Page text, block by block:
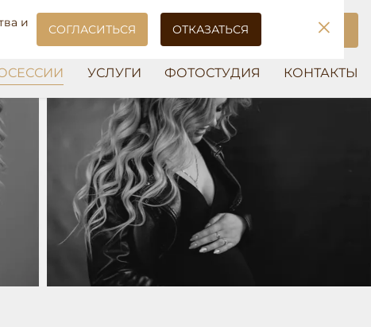
19-41 ЗАБРОНИРОВАТЬ ЗАЛ
УСЛУГИ ФОТОСТУДИЯ КОНТАКТЫ
×
и
СОГЛАСИТЬСЯ ОТКАЗАТЬСЯ